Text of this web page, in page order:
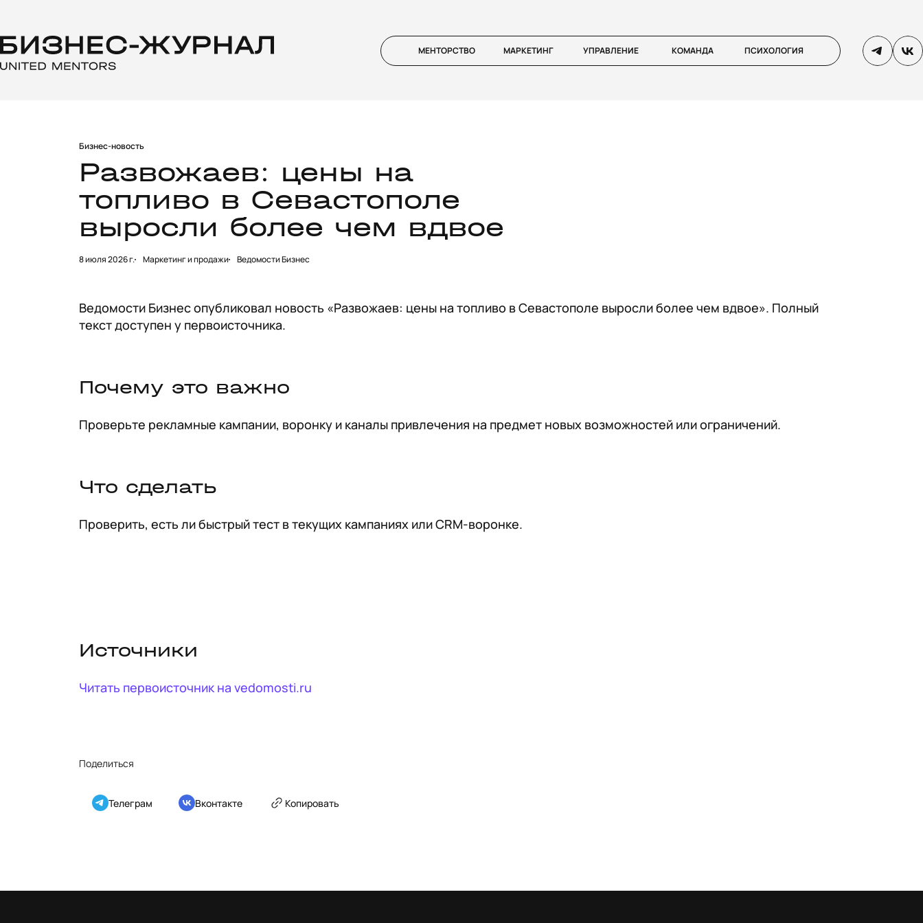
МЕНТОРСТВО МАРКЕТИНГ УПРАВЛЕНИЕ КОМАНДА ПСИХОЛОГИЯ
Бизнес-новость
Развожаев: цены на
топливо в Севастополе
выросли более чем вдвое
8 июля 2026 г. Маркетинг и продажи Ведомости Бизнес
Ведомости Бизнес опубликовал новость «Развожаев: цены на топливо в Севастополе выросли более чем вдвое». Полный
текст доступен у первоисточника.
Почему это важно
Проверьте рекламные кампании, воронку и каналы привлечения на предмет новых возможностей или ограничений.
Что сделать
Проверить, есть ли быстрый тест в текущих кампаниях или CRM-воронке.
Источники
Читать первоисточник на vedomosti.ru
Поделиться
Телеграм Вконтакте Копировать